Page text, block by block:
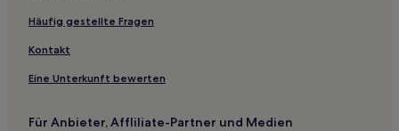
Cerro do Mocho: Hotels
Ribeiro Hotels
Häufig gestellte Fragen
Kontakt
Eine Unterkunft bewerten
Für Anbieter, Affliliate-Partner und Medien